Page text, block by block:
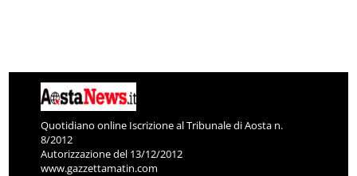
Quotidiano online Iscrizione al Tribunale di Aosta n.
8/2012
Autorizzazione del 13/12/2012
www.gazzettamatin.com